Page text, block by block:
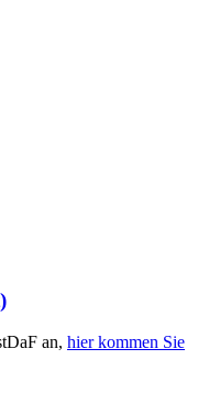
an, hier kommen Sie